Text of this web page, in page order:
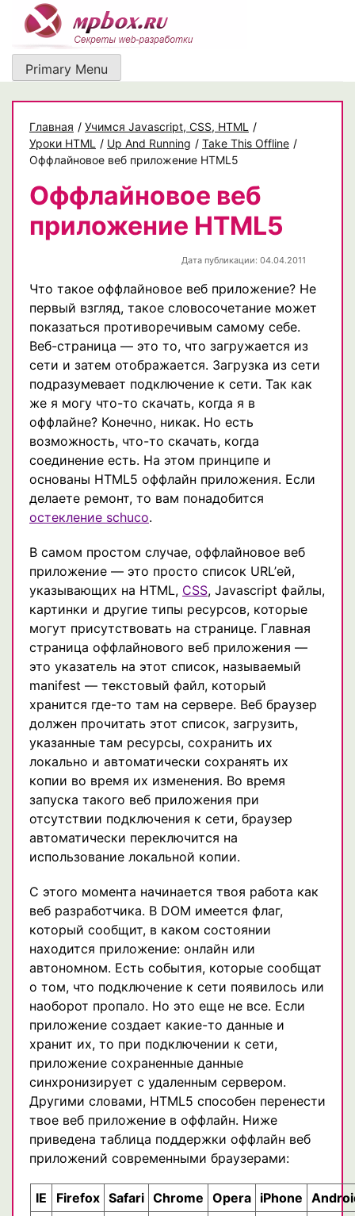
content
Primary Menu
Главная / Учимся Javascript, CSS, HTML
/
Уроки HTML
/ Up And Running / Take This Offline /
Оффлайновое веб приложение HTML5
Оффлайновое веб
приложение HTML5
Дата публикации: 04.04.2011
Что такое оффлайновое веб приложение? Не
первый взгляд, такое словосочетание может
показаться противоречивым самому себе.
Веб-страница — это то, что загружается из
сети и затем отображается. Загрузка из сети
подразумевает подключение к сети. Так как
же я могу что-то скачать, когда я в
оффлайне? Конечно, никак. Но есть
возможность, что-то скачать, когда
соединение есть. На этом принципе и
основаны HTML5 оффлайн приложения. Если
делаете ремонт, то вам понадобится
остекление schuco.
В самом простом случае, оффлайновое веб
приложение — это просто список URL’ей,
указывающих на HTML, CSS, Javascript файлы,
картинки и другие типы ресурсов, которые
могут присутствовать на странице. Главная
страница оффлайнового веб приложения —
это указатель на этот список, называемый
manifest — текстовый файл, который
хранится где-то там на сервере. Веб браузер
должен прочитать этот список, загрузить,
указанные там ресурсы, сохранить их
локально и автоматически сохранять их
копии во время их изменения. Во время
запуска такого веб приложения при
отсутствии подключения к сети, браузер
автоматически переключится на
использование локальной копии.
С этого момента начинается твоя работа как
веб разработчика. В DOM имеется флаг,
который сообщит, в каком состоянии
находится приложение: онлайн или
автономном. Есть события, которые сообщат
о том, что подключение к сети появилось или
наоборот пропало. Но это еще не все. Если
приложение создает какие-то данные и
хранит их, то при подключении к сети,
приложение сохраненные данные
синхронизирует с удаленным сервером.
Другими словами, HTML5 способен перенести
твое веб приложение в оффлайн. Ниже
приведена таблица поддержки оффлайн веб
приложений современными браузерами:
IE Firefox Safari Chrome Opera iPhone